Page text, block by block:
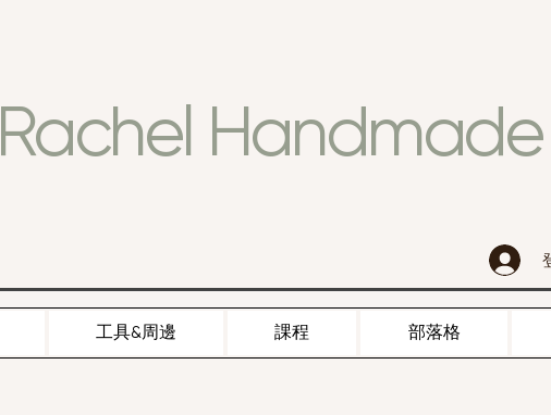
Rachel Handmade
工具&周邊 課程 部落格